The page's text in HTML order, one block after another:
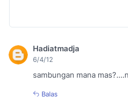
Hadiatmadja
6/4/12
sambungan mana
Balas